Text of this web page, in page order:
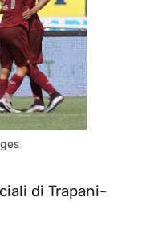
di Trapani-